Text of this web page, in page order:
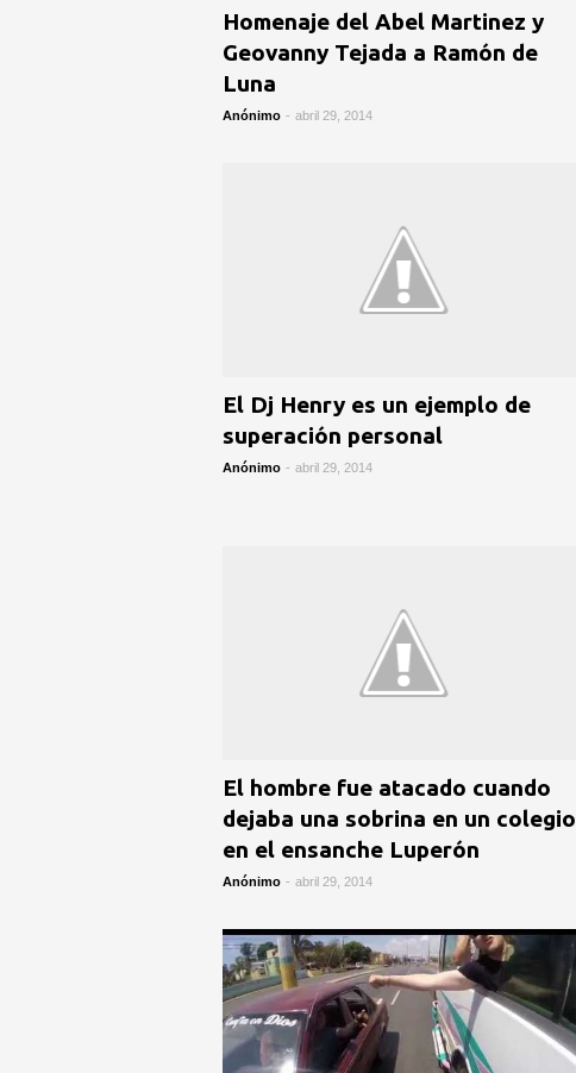
Homenaje del Abel Martinez y
Geovanny Tejada a Ramón de
Luna
Anónimo - abril 29, 2014
El Dj Henry es un ejemplo de
superación personal
Anónimo - abril 29, 2014
El hombre fue atacado cuando
dejaba una sobrina en un colegio
en el ensanche Luperón
Anónimo - abril 29, 2014